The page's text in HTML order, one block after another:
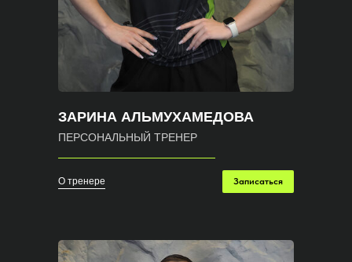
ЗАРИНА АЛЬМУХАМЕДОВА
ПЕРСОНАЛЬНЫЙ ТРЕНЕР
О тренере Записаться